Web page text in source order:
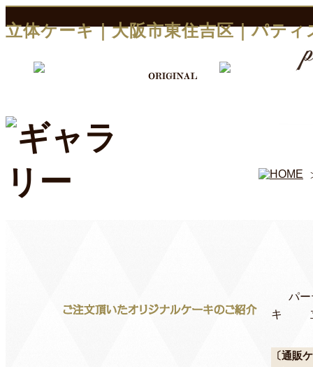
立体ケーキ｜大阪市東住吉区｜パティ
パ
キ
〔通販